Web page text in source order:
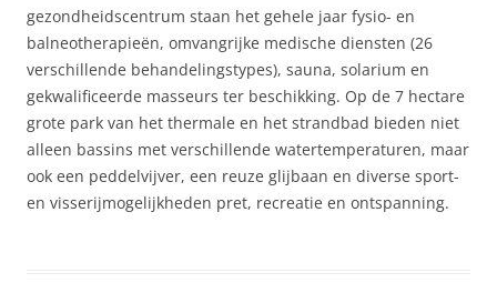
gezondheidscentrum staan het gehele jaar fysio- en
balneotherapieën, omvangrijke medische diensten (26
verschillende behandelingstypes), sauna, solarium en
gekwalificeerde masseurs ter beschikking. Op de 7 hectare
grote park van het thermale en het strandbad bieden niet
alleen bassins met verschillende watertemperaturen, maar
ook een peddelvijver, een reuze glijbaan en diverse sport-
en visserijmogelijkheden pret, recreatie en ontspanning.